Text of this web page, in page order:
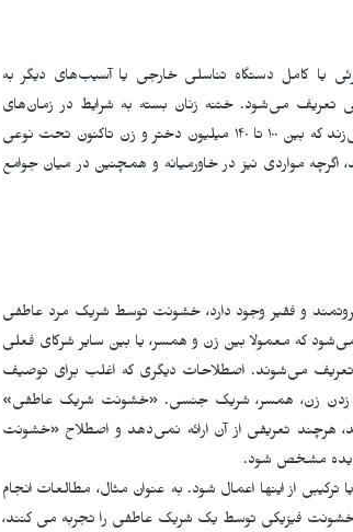
یا کامل دستگاه تناسلی خارجی یا آسیب‌های دیگر به
تعریف می­‌شود. ختنه زنان بسته به شرایط در زمان‌های
مختلف زندگی دختران انجام می‌­شود. سازمان بهداشت جهانی تخمین می‌­زند که بین ١٠٠ تا ١۴٠ میلیون دختر و زن تاکنون تحت نوعی
در ٢٨ کشور آفریقا زندگی می­‌کنند، اگرچه مواردی نیز در خاورمیانه و همچنین در میان جوامع
و فقیر وجود دارد، خشونت توسط شریک مرد عاطفی
که معمولا بین زن و همسر، یا بین سایر شرکای فعلی
می‌­شوند. اصطلاحات دیگری که اغلب برای توصیف
زدن زن، همسر، شریک جنسی. «خشونت شریک عاطفی»
هرچند تعریفی از آن ارائه نمی‌­دهد و اصطلاح «خشونت
مشخص شود.
از اینها اعمال شود. به عنوان مثال، مطالعات انجام
مکزیک تخمین می زند که ۴٠٪ تا ۵٢٪ از زنانی که خشونت فیزیکی توسط یک شریک عاطفی را تجربه می کنند،